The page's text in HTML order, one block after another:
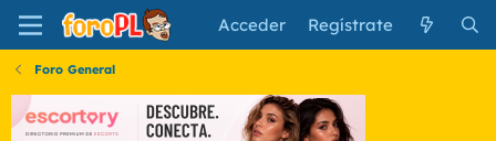
Acceder Regístrate
Foro General